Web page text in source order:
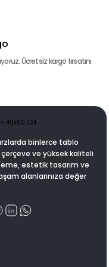
Ücretsiz kargo fırsatını
binlerce tablo
ve yüksek kaliteli
estetik tasarım ve
alanlarınıza değer